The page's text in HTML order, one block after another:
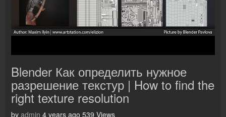
Blender Как определить нужное
разрешение текстур | How to find the
right texture resolution
by admin 4 years ago 539 Views